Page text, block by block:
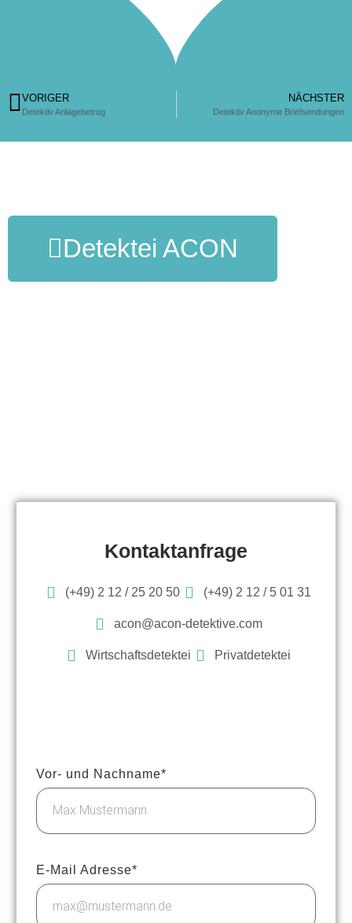
VORIGER
Detektiv Anlagebetrug
NÄCHSTER
Detektiv Anonyme Briefsendungen
Detektei ACON
Kontaktanfrage
(+49) 2 12 / 25 20 50 (+49) 2 12 / 5 01 31
acon@acon-detektive.com
Wirtschaftsdetektei Privatdetektei
Vor- und Nachname*
E-Mail Adresse*